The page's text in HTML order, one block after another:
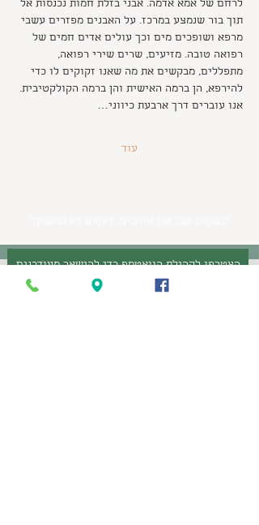
לרחם של אמא אדמה. אבני בזלת חמות נכנסות אל
תוך בור שנמצע במרכז. על האבנים מפזרים עשבי
מרפא ושופכים מים וכך עולים אדים חמים של
רפואה טובה. מזיעים, שרים שירי רפואה,
מתפללים, מבקשים את מה שאנו זקוקים לו כדי
להירפא, הן ברמה האישית והן ברמה הקולקטיבית.
אנו עוברים דרך ארבעת כיווני…
עוד
הצטרפו לקהילת הוואטספ כדי להישאר מעודכנים